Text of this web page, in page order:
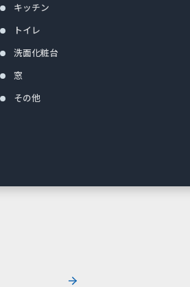
キッチン
トイレ
洗面化粧台
窓
その他